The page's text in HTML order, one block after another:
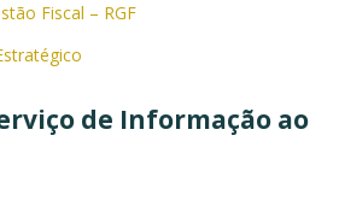
Fiscal – RGF
de Informação ao